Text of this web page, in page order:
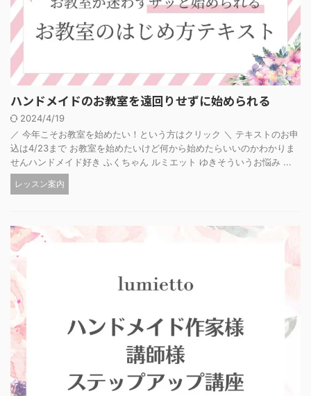
ハンドメイドのお教室を遠回りせずに始められる
2024/4/19
／ 今年こそお教室を始めたい！という方はクリック ＼ テキストのお申
込は4/23まで お教室を始めたいけど何から始めたらいいのかわかりま
せんハンドメイド好き ふくちゃん ルミエット ゆきそういうお悩み ...
レッスン案内